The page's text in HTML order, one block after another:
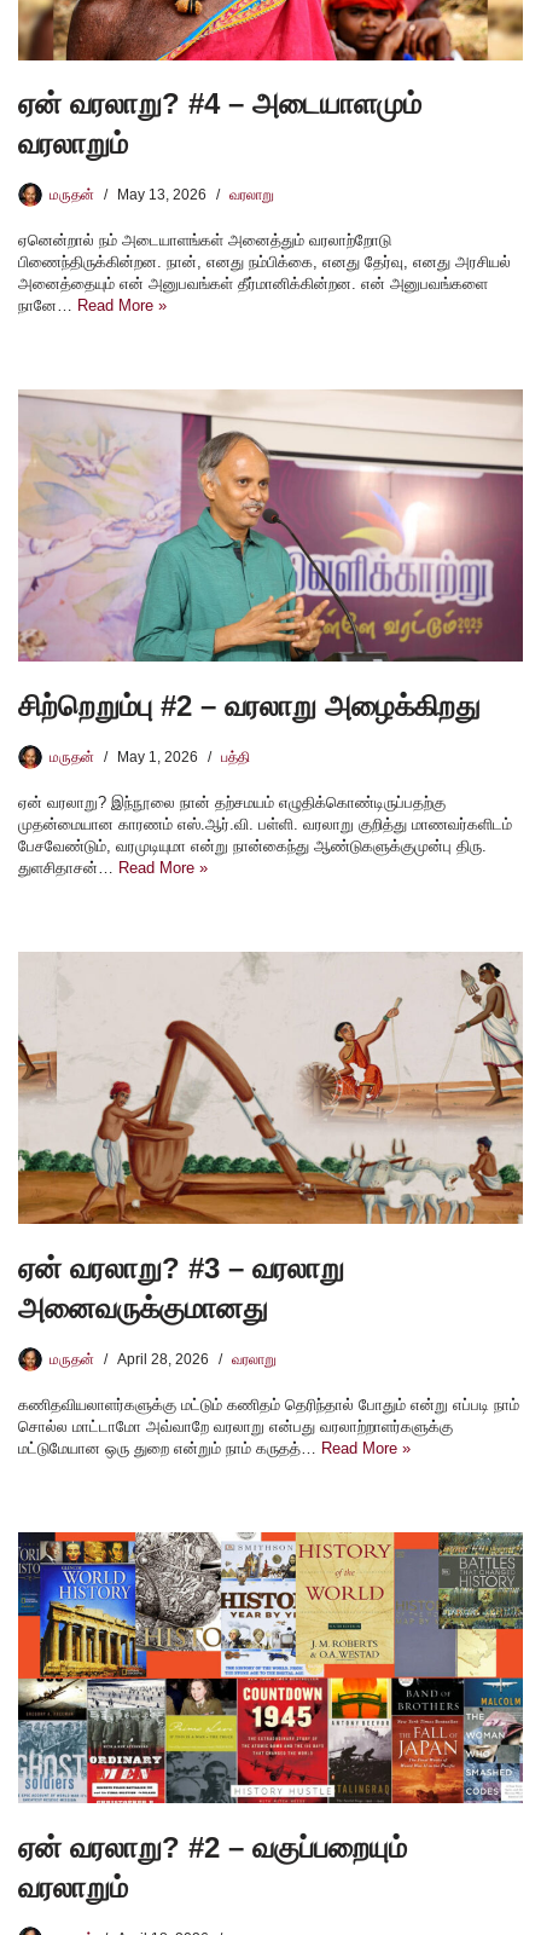
ஏன் வரலாறு? #4 – அடையாளமும்
வரலாறும்
மருதன் May 13, 2026 வரலாறு
ஏனென்றால் நம் அடையாளங்கள் அனைத்தும் வரலாற்றோடு
பிணைந்திருக்கின்றன. நான், எனது நம்பிக்கை, எனது தேர்வு, எனது அரசியல்
அனைத்தையும் என் அனுபவங்கள் தீர்மானிக்கின்றன. என் அனுபவங்களை
நானே… Read More »
சிற்றெறும்பு #2 – வரலாறு அழைக்கிறது
மருதன் May 1, 2026 பத்தி
ஏன் வரலாறு? இந்நூலை நான் தற்சமயம் எழுதிக்கொண்டிருப்பதற்கு
முதன்மையான காரணம் எஸ்.ஆர்.வி. பள்ளி. வரலாறு குறித்து மாணவர்களிடம்
பேசவேண்டும், வரமுடியுமா என்று நான்கைந்து ஆண்டுகளுக்குமுன்பு திரு.
துளசிதாசன்… Read More »
ஏன் வரலாறு? #3 – வரலாறு
அனைவருக்குமானது
மருதன் April 28, 2026 வரலாறு
கணிதவியலாளர்களுக்கு மட்டும் கணிதம் தெரிந்தால் போதும் என்று எப்படி நாம்
சொல்ல மாட்டாமோ அவ்வாறே வரலாறு என்பது வரலாற்றாளர்களுக்கு
மட்டுமேயான ஒரு துறை என்றும் நாம் கருதத்… Read More »
ஏன் வரலாறு? #2 – வகுப்பறையும்
வரலாறும்